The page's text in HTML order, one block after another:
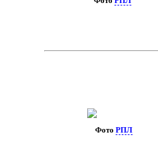
Фото РПЛ